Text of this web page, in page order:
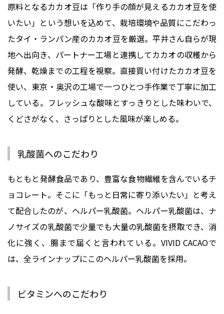
原料となるカカオ豆は「作り手の顔が見えるカカオ豆を使
いたい」という想いを込めて、栽培環境や品質にこだわっ
たタイ・ランパン産のカカオ豆を厳選。平井さん自らが現
地へ出向き、パートナー工場と連携してカカオの収穫から
発酵、乾燥までの工程を視察。直接買い付けたカカオ豆を
使い、東京・奥沢の工場で一つひとつ手作業で丁寧に加工
している。フレッシュな酸味とすっきりとした味わいで、
くどさがなく、さっぱりとした風味が楽しめる。
乳酸菌へのこだわり
もともと発酵食品であり、豊富な食物繊維を含んでいるチ
ョコレート。そこに「もっと日常に寄り添いたい」と考え
て配合したのが、ヘルパー乳酸菌。ヘルパー乳酸菌は、ナ
ノサイズの乳酸菌で少量でも大量の乳酸菌を摂取でき、消
化に強く、腸まで届くと言われている。VIVID CACAOで
は、全ラインナップにこのヘルパー乳酸菌を採用。
ビタミンへのこだわり